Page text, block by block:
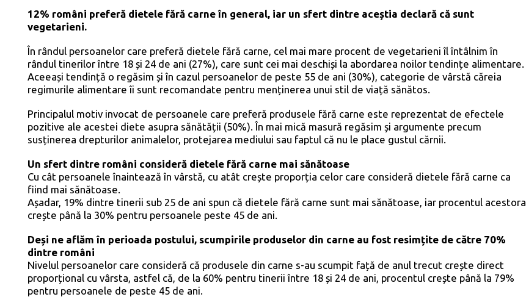
12% români preferă dietele fără carne în general, iar un sfert dintre aceștia declară că sunt
vegetarieni.
În rândul persoanelor care preferă dietele fără carne, cel mai mare procent de vegetarieni îl întâlnim în
rândul tinerilor între 18 și 24 de ani (27%), care sunt cei mai deschiși la abordarea noilor tendințe alimentare.
Aceeași tendință o regăsim și în cazul persoanelor de peste 55 de ani (30%), categorie de vârstă căreia
regimurile alimentare îi sunt recomandate pentru menținerea unui stil de viață sănătos.
Principalul motiv invocat de persoanele care preferă produsele fără carne este reprezentat de efectele
pozitive ale acestei diete asupra sănătății (50%). În mai mică masură regăsim și argumente precum
susținerea drepturilor animalelor, protejarea mediului sau faptul că nu le place gustul cărnii.
Un sfert dintre români consideră dietele fără carne mai sănătoase
Cu cât persoanele înaintează în vârstă, cu atât crește proporția celor care consideră dietele fără carne ca
fiind mai sănătoase.
Așadar, 19% dintre tinerii sub 25 de ani spun că dietele fără carne sunt mai sănătoase, iar procentul acestora
crește până la 30% pentru persoanele peste 45 de ani.
Deși ne aflăm în perioada postului, scumpirile produselor din carne au fost resimțite de către 70%
dintre români
Nivelul persoanelor care consideră că produsele din carne s-au scumpit față de anul trecut crește direct
proporțional cu vârsta, astfel că, de la 60% pentru tinerii între 18 și 24 de ani, procentul crește până la 79%
pentru persoanele de peste 45 de ani.